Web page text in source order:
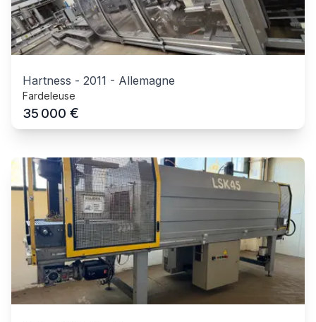
Hartness - 2011 - Allemagne
Fardeleuse
35 000 €